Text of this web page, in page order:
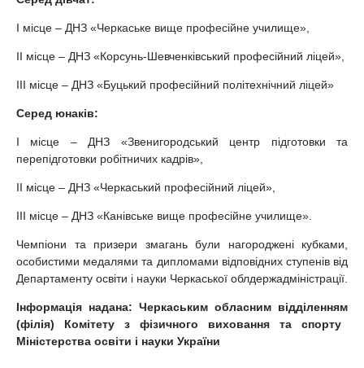
І місце – ДНЗ «Черкаське вище професійне училище»,
ІІ місце – ДНЗ «Корсунь-Шевченківський професійний ліцей»,
ІІІ місце – ДНЗ «Буцький професійний політехнічний ліцей»
Серед юнаків:
І місце – ДНЗ «Звенигородський центр підготовки та
перепідготовки робітничих кадрів»,
ІІ місце – ДНЗ «Черкаський професійний ліцей»,
ІІІ місце – ДНЗ «Канівське вище професійне училище».
Чемпіони та призери змагань були нагороджені кубками,
особистими медалями та дипломами відповідних ступенів від
Департаменту освіти і науки Черкаської облдержадміністрації.
Інформація надана: Черкаським обласним відділенням
(філія) Комітету з фізичного виховання та спорту
Міністерства освіти і науки України